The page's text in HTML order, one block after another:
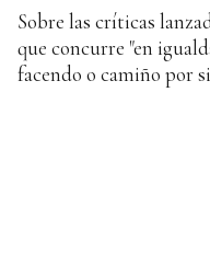
Sobre las críticas
que concurre "en
facendo o camiño por